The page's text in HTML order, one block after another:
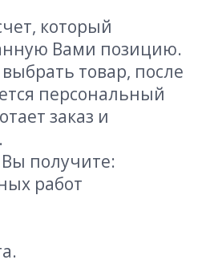
который
Вами позицию.
товар, после
персональный
заказ и
Вы получите:
работ